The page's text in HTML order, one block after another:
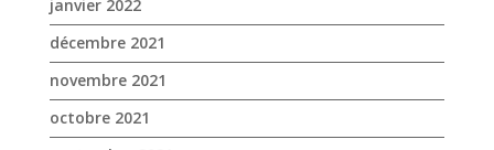
août 2021
juillet 2021
juin 2021
mai 2021